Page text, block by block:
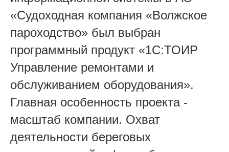
«Судоходная компания «Волжское
пароходство» был выбран
программный продукт «1С:ТОИР
Управление ремонтами и
обслуживанием оборудования».
Главная особенность проекта -
масштаб компании. Охват
деятельности береговых